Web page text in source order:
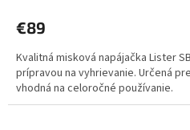
€89
Kvalitná misková napájačka Lister
prípravou na vyhrievanie. Určená
vhodná na celoročné používanie.